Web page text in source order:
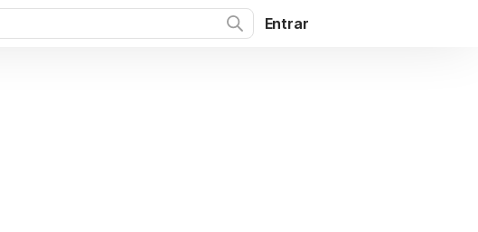
Entrar